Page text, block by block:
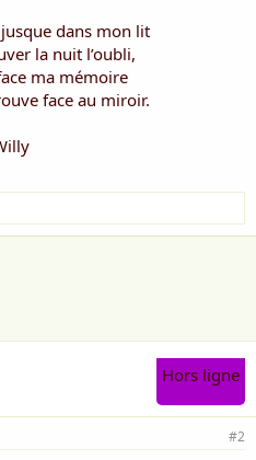
dans mon lit
la nuit l’oubli,
ma mémoire
face au miroir.
Hors ligne
#2